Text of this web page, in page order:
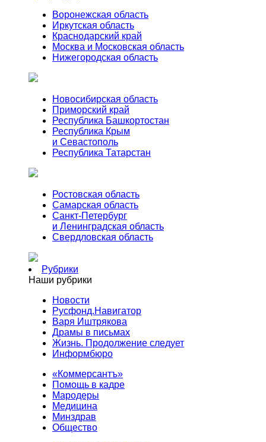
Воронежская область
Иркутская область
Краснодарский край
Москва и Московская область
Нижегородская область
Новосибирская область
Приморский край
Республика Башкортостан
Республика Крым
и Севастополь
Республика Татарстан
Ростовская область
Самарская область
Санкт-Петербург
и Ленинградская область
Свердловская область
Рубрики
Наши рубрики
Новости
Русфонд.Навигатор
Варя Иштрякова
Драмы в письмах
Жизнь. Продолжение следует
Информбюро
«Коммерсантъ»
Помощь в кадре
Мародеры
Медицина
Минздрав
Общество